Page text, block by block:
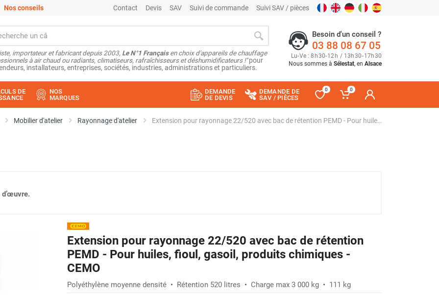
Nos conseils Contact Devis SAV Suivi de commande Suivi SAV / pièces
importateur et fabricant depuis 2003, Le N°1 Françaisen choix d'appareils de chauffage
à air chaud ou radiants, climatiseurs, rafraîchisseurs et déshumidificateurs !"pour
installateurs, entreprises, sociétés, industries, administrations et particuliers.
Besoin d'un conseil ?
03 88 08 67 05
Lu-Ve : 8h30-12h / 13h30-17h30
Nous sommes à Sélestat, en Alsace
DE
NOS
MARQUES
DEMANDE
DE DEVIS
DEMANDE DE
SAV / PIÈCES
0 0
Mobilier d'atelier Rayonnage d'atelier Extension pour rayonnage 22/520 avec bac de rétention PEMD - Pour huiles, fioul, gasoil, produits chimiques - CEMO
Extension pour rayonnage 22/520 avec bac de rétention
PEMD - Pour huiles, fioul, gasoil, produits chimiques -
CEMO
Polyéthylène moyenne densité • Rétention 520 litres • Charge max 3 000 kg • 111 kg